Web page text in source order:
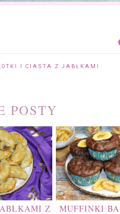
I CIASTA Z JABŁKAMI
POSTY
Z
MUFFINKI